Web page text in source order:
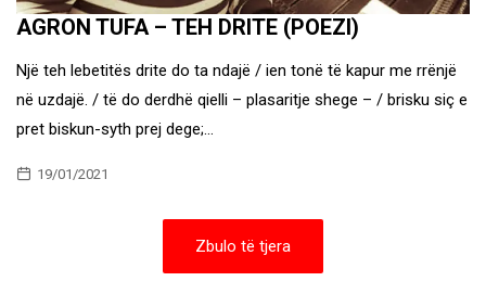
AGRON TUFA – TEH DRITE (POEZI)
Një teh lebetitës drite do ta ndajë / ien tonë të kapur me rrënjë
në uzdajë. / të do derdhë qielli – plasaritje shege – / brisku siç e
pret biskun-syth prej dege;…
19/01/2021
Zbulo të tjera